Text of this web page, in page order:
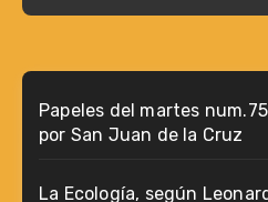
Papeles del martes
por San Juan de la Cruz
La Ecología, según